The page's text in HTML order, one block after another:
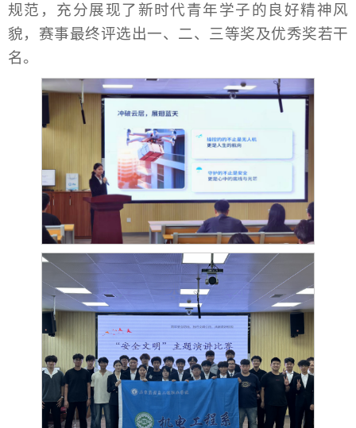
规范，充分展现了新时代青年学子的良好精神风
貌，赛事最终评选出一、二、三等奖及优秀奖若干
名。